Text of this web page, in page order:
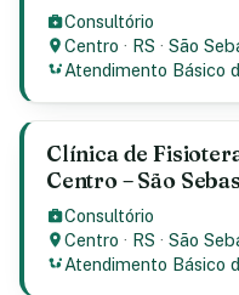
Consultório
Centro · RS ·São
Atendimento Básico
Clínica de
Centro – São
Consultório
Centro · RS ·São
Atendimento Básico